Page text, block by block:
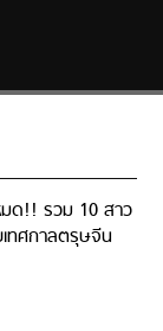
มด!! รวม 10 สาว
ทศกาลตรุษจีน